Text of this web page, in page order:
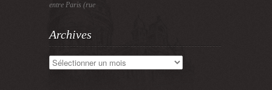
entre Paris (rue
Archives
Archives